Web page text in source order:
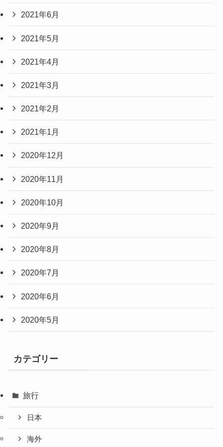
2021年6月
2021年5月
2021年4月
2021年3月
2021年2月
2021年1月
2020年12月
2020年11月
2020年10月
2020年9月
2020年8月
2020年7月
2020年6月
2020年5月
カテゴリー
旅行
日本
海外